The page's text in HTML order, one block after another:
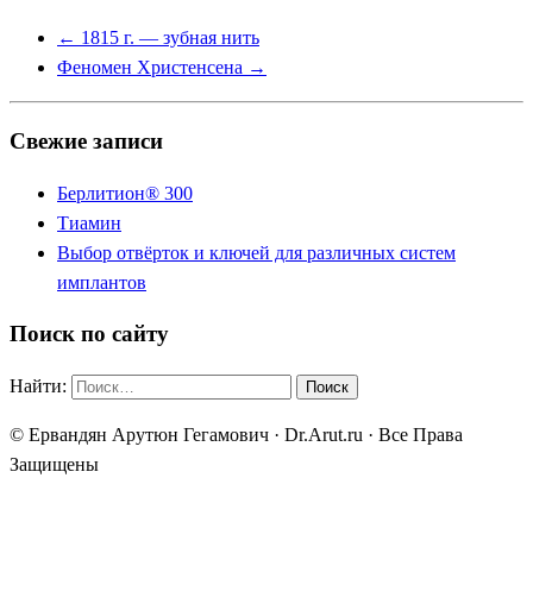
← 1815 г. — зубная нить
Феномен Христенсена →
Свежие записи
Берлитион® 300
Тиамин
Выбор отвёрток и ключей для различных систем
имплантов
Поиск по сайту
Найти:
© Ервандян Арутюн Гегамович · Dr.Arut.ru · Все Права
Защищены